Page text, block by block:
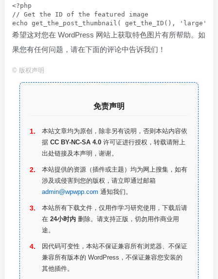
<?php
// Get the ID of the featured image
echo get_the_post_thumbnail( get_the_ID(), 'large' );
希望这对您在 WordPress 网站上获取特色图片有所帮助。如
果您有任何问题，请在下面的评论中告诉我们！
© 版权声明
免责声明
本站文章均为原创，除非另有说明，否则本站内容依
据 CC BY-NC-SA 4.0 许可证进行授权，转载请附上
出处链接及本声明，谢谢。
本站提供的资源（插件或主题）均为网上搜集，如有
涉及或侵害到您的版权，请立即通过邮箱
admin@wpwpp.com 通知我们。
本站所有下载文件，仅用作学习研究使用，下载后请
在 24小时内 删除。请支持正版，切勿用作商业用
途。
因代码可变性，本站不保证兼容所有浏览器、不保证
兼容所有版本的 WordPress，不保证兼容您安装的
其他插件。